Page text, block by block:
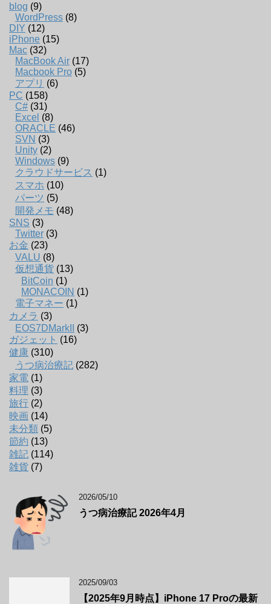
blog (9)
WordPress (8)
DIY (12)
iPhone (15)
Mac (32)
MacBook Air (17)
Macbook Pro (5)
アプリ (6)
PC (158)
C# (31)
Excel (8)
ORACLE (46)
SVN (3)
Unity (2)
Windows (9)
クラウドサービス (1)
スマホ (10)
パーツ (5)
開発メモ (48)
SNS (3)
Twitter (3)
お金 (23)
VALU (8)
仮想通貨 (13)
BitCoin (1)
MONACOIN (1)
電子マネー (1)
カメラ (3)
EOS7DMarkII
(3)
ガジェット (16)
健康 (310)
うつ病治療記 (282)
家電 (1)
料理 (3)
旅行 (2)
映画 (14)
未分類 (5)
節約 (13)
雑記 (114)
雑貨 (7)
2026/05/10
うつ病治療記 2026年4月
2025/09/03
【2025年9月時点】iPhone 17 Proの最新